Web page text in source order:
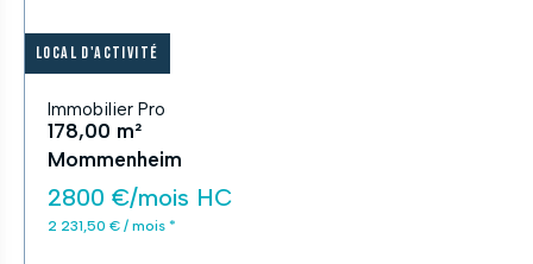
Local d'activité
Immobilier Pro
178,00 m²
Mommenheim
2800 €/mois HC
2 231,50 € / mois *